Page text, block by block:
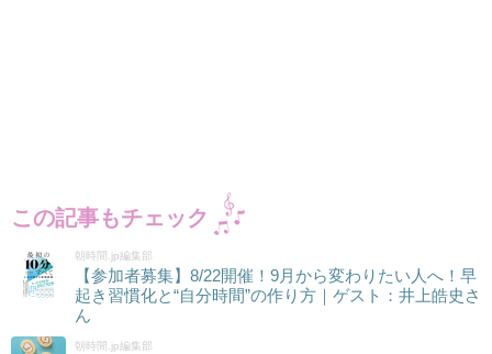
この記事もチェック
朝時間.jp編集部
【参加者募集】8/22開催！9月から変わりたい人へ！早
起き習慣化と“自分時間”の作り方｜ゲスト：井上皓史さ
ん
朝時間.jp編集部